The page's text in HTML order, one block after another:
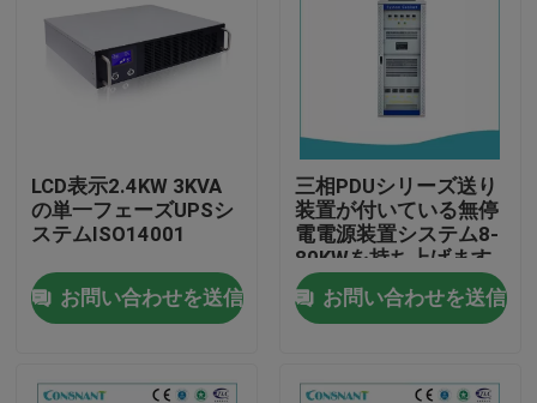
家
プロダクト
LCD表示2.4KW 3KVA
の単一フェーズUPSシ
ステムISO14001
お問い合わせを送信
三相PDUシリーズ送り
装置が付いている無停
電電源装置システム8-
80KWを持ち上げます
お問い合わせを送信